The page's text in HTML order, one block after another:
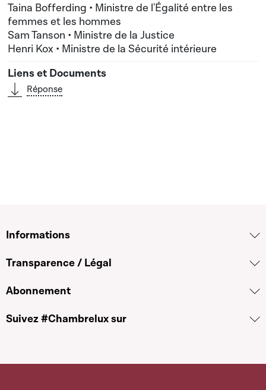
Taina Bofferding • Ministre de l'Égalité entre les
femmes et les hommes
Sam Tanson • Ministre de la Justice
Henri Kox • Ministre de la Sécurité intérieure
Réponse
Informations
Transparence / Légal
Abonnement
Suivez #Chambrelux sur